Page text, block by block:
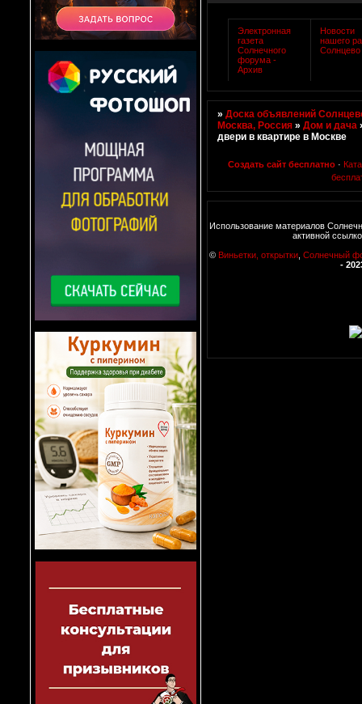
Электронная
газета
Солнечного
форума -
Архив
Новости
нашего
Солнцево
»Доска объявлений
Москва, Россия »Дом и дача
двери в квартире в Москве
Создать сайт бесплатно ·
Использование материалов
активной
© Виньетки, открытки, Солнечный
-